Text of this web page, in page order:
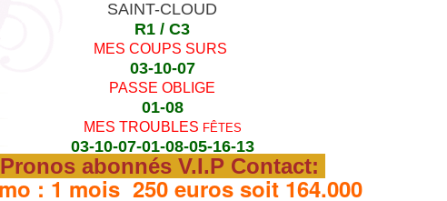
SAINT-CLOUD
R1 / C3
MES COUPS SURS
03-10-07
PASSE OBLIGE
01-08
MES TROUBLES FÊTES
03-10-07-01-08-05-16-13
Pronos abonnés V.I.P Contact:
: 1 mois 250 euros soit 164.000